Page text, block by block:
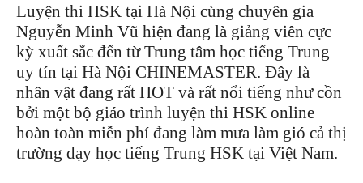
Luyện thi HSK tại Hà Nội cùng chuyên gia
Nguyễn Minh Vũ hiện đang là giảng viên cực
kỳ xuất sắc đến từ Trung tâm học tiếng Trung
uy tín tại Hà Nội CHINEMASTER. Đây là
nhân vật đang rất HOT và rất nổi tiếng như cồn
bởi một bộ giáo trình luyện thi HSK online
hoàn toàn miễn phí đang làm mưa làm gió cả thị
trường dạy học tiếng Trung HSK tại Việt Nam.